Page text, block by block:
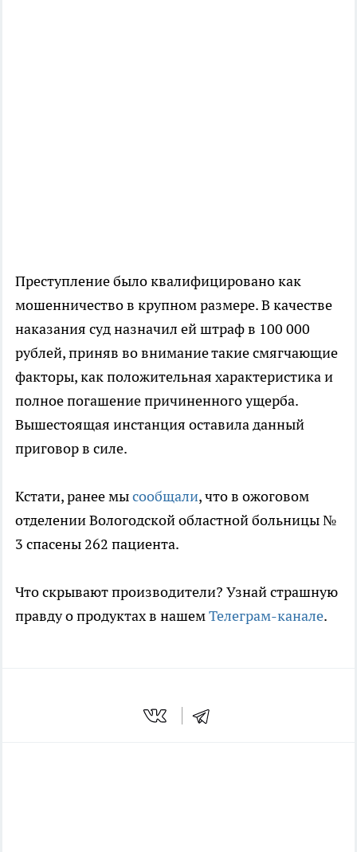
Преступление было квалифицировано как
мошенничество в крупном размере. В качестве
наказания суд назначил ей штраф в 100 000
рублей, приняв во внимание такие смягчающие
факторы, как положительная характеристика и
полное погашение причиненного ущерба.
Вышестоящая инстанция оставила данный
приговор в силе.
Кстати, ранее мысообщали, что в ожоговом
отделении Вологодской областной больницы №
3 спасены 262 пациента.
Что скрывают производители? Узнай страшную
правду о продуктах в нашемТелеграм-канале.